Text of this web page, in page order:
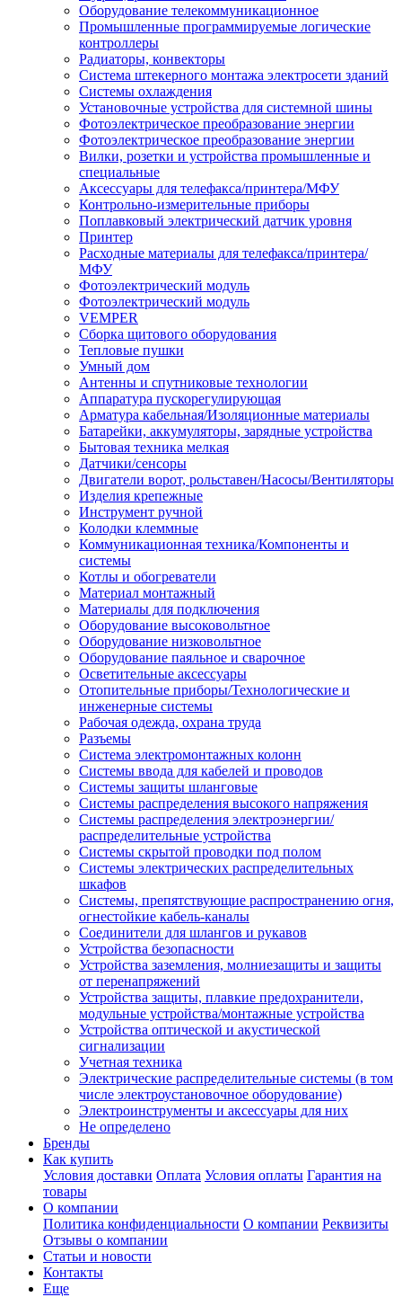
Оборудование телекоммуникационное
Промышленные программируемые логические
контроллеры
Радиаторы, конвекторы
Система штекерного монтажа электросети зданий
Системы охлаждения
Установочные устройства для системной шины
Фотоэлектрическое преобразование энергии
Фотоэлектрическое преобразование энергии
Вилки, розетки и устройства промышленные и
специальные
Аксессуары для телефакса/принтера/МФУ
Контрольно-измерительные приборы
Поплавковый электрический датчик уровня
Принтер
Расходные материалы для телефакса/принтера/
МФУ
Фотоэлектрический модуль
Фотоэлектрический модуль
VEMPER
Сборка щитового оборудования
Тепловые пушки
Умный дом
Антенны и спутниковые технологии
Аппаратура пускорегулирующая
Арматура кабельная/Изоляционные материалы
Батарейки, аккумуляторы, зарядные устройства
Бытовая техника мелкая
Датчики/сенсоры
Двигатели ворот, рольставен/Насосы/Вентиляторы
Изделия крепежные
Инструмент ручной
Колодки клеммные
Коммуникационная техника/Компоненты и
системы
Котлы и обогреватели
Материал монтажный
Материалы для подключения
Оборудование высоковольтное
Оборудование низковольтное
Оборудование паяльное и сварочное
Осветительные аксессуары
Отопительные приборы/Технологические и
инженерные системы
Рабочая одежда, охрана труда
Разъемы
Система электромонтажных колонн
Системы ввода для кабелей и проводов
Системы защиты шланговые
Системы распределения высокого напряжения
Системы распределения электроэнергии/
распределительные устройства
Системы скрытой проводки под полом
Системы электрических распределительных
шкафов
Системы, препятствующие распространению огня,
огнестойкие кабель-каналы
Соединители для шлангов и рукавов
Устройства безопасности
Устройства заземления, молниезащиты и защиты
от перенапряжений
Устройства защиты, плавкие предохранители,
модульные устройства/монтажные устройства
Устройства оптической и акустической
сигнализации
Учетная техника
Электрические распределительные системы (в том
числе электроустановочное оборудование)
Электроинструменты и аксессуары для них
Не определено
Бренды
Как купить
Условия доставки Оплата Условия оплаты Гарантия на
товары
О компании
Политика конфиденциальности О компании Реквизиты
Отзывы о компании
Статьи и новости
Контакты
Еще